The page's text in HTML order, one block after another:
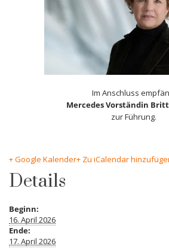
Im Anschluss
Mercedes Vorständin
zur Führung.
+ Google Kalender+ Zu iCalendar
Details
Beginn:
16. April 2026
Ende:
17. April 2026